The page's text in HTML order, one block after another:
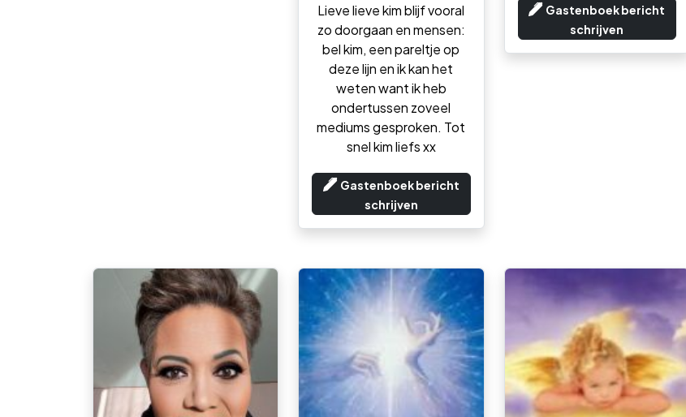
Lieve lieve kim blijf vooral
zo doorgaan en mensen:
bel kim, een pareltje op
deze lijn en ik kan het
weten want ik heb
ondertussen zoveel
mediums gesproken. Tot
snel kim liefs xx
Gastenboek bericht
schrijven
Gastenboek bericht
schrijven